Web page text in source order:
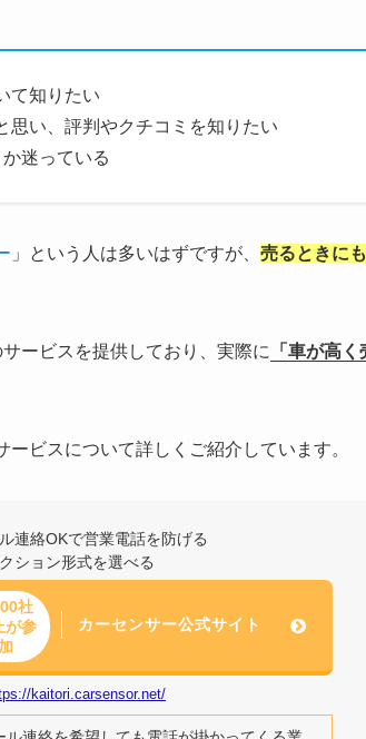
て知りたい
思い、評判やクチコミを知りたい
迷っている
」という人は多いはずですが、 売るときに
ービスを提供しており、実際に
「車が高
ビスについて詳しくご紹介しています。
連絡OKで営業電話を防げる
ション形式を選べる
社
が参
加
カーセンサー公式サイト
kaitori.carsensor.net/